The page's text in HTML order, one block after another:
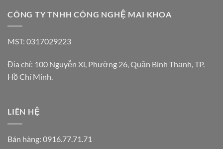
CÔNG TY TNHH CÔNG NGHỆ MAI KHOA
MST: 0317029223
Địa chỉ: 100 Nguyễn Xí, Phường 26, Quận Bình Thạnh, TP.
Hồ Chí Minh.
LIÊN HỆ
Bán hàng: 0916.77.71.71